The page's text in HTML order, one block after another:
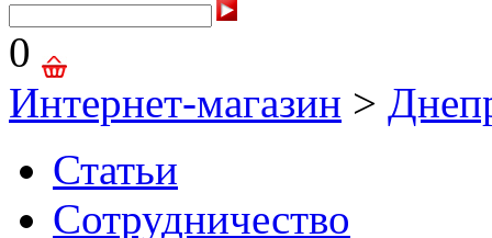
0
Интернет-магазин >
Статьи
Сотрудничество